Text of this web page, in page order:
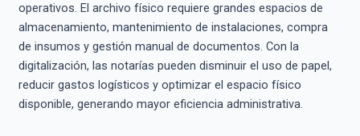
operativos. El archivo físico requiere grandes espacios de
almacenamiento, mantenimiento de instalaciones, compra
de insumos y gestión manual de documentos. Con la
digitalización, las notarías pueden disminuir el uso de papel,
reducir gastos logísticos y optimizar el espacio físico
disponible, generando mayor eficiencia administrativa.